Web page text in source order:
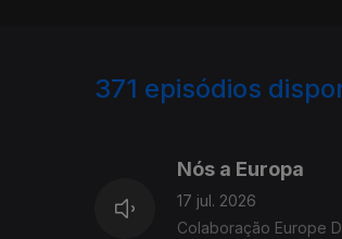
371 episódios
Nós a Europa
17 jul. 2026
Colaboração Europe Direct Madeira com o